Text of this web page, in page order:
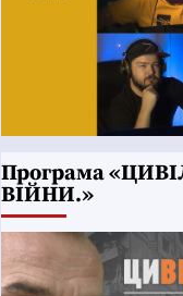
Програма
ВІЙНИ.»